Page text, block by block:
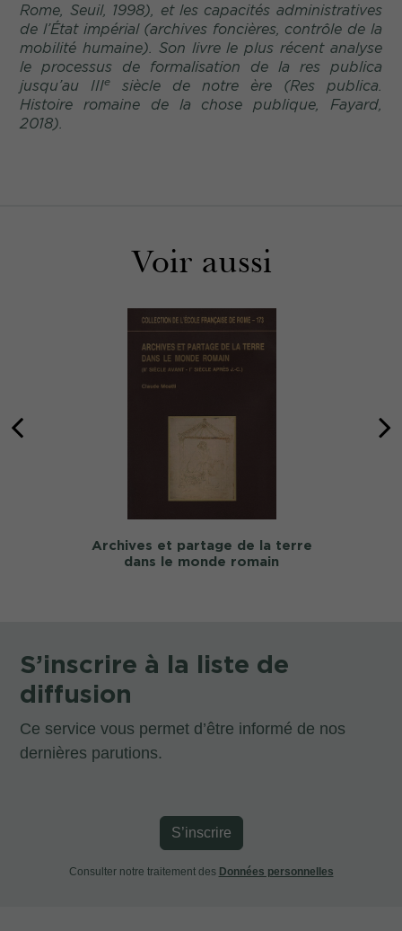
Rome , Seuil, 1998), et les capacités administratives
de l’État impérial (archives foncières, contrôle de la
mobilité humaine). Son livre le plus récent analyse
le processus de formalisation de la res publica
jusqu’au IIIe
siècle de notre ère (Res publica.
Histoire romaine de la chose publique, Fayard,
2018).
Voir aussi
Archives et partage de la terre
dans le monde romain
S’inscrire à la liste de
diffusion
Ce service vous permet d’être informé de nos
dernières parutions.
S’inscrire
Consulter notre traitement des Données personnelles